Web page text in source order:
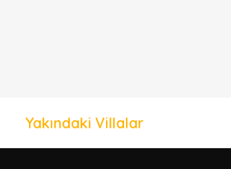
Yakındaki Villalar